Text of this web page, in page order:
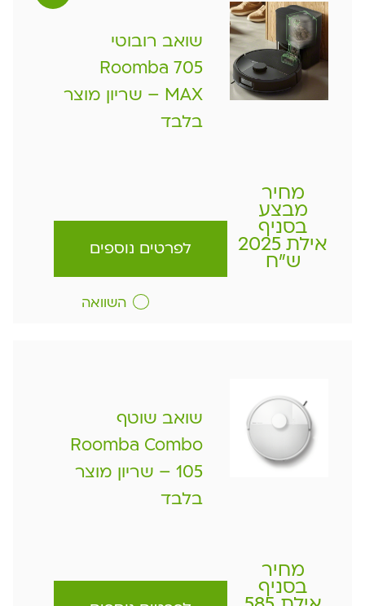
שואב רובוטי
Roomba 705
MAX – שריון מוצר
בלבד
מחיר
מבצע
בסניף
אילת 2025
ש"ח לפרטים נוספים
השוואה
שואב שוטף
Roomba Combo
105 – שריון מוצר
בלבד
מחיר
בסניף